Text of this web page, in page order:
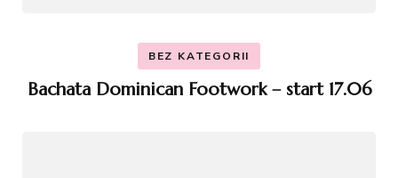
BEZ KATEGORII
Bachata Dominican Footwork – start 17.06